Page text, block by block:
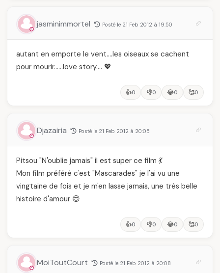
jasminimmortel Posté le 21 Feb 2012 à 19:50
autant en emporte le vent….les oiseaux se cachent
pour mourir……love story…. 💖
👍0 👎0 😂0 🥰0
Djazairia Posté le 21 Feb 2012 à 20:05
Pitsou "N'oublie jamais" il est super ce film 💃
Mon film préféré c'est "Mascarades" je l'ai vu une
vingtaine de fois et je m'en lasse jamais, une très belle
histoire d'amour 😍
👍0 👎0 😂0 🥰0
MoiToutCourt Posté le 21 Feb 2012 à 20:08